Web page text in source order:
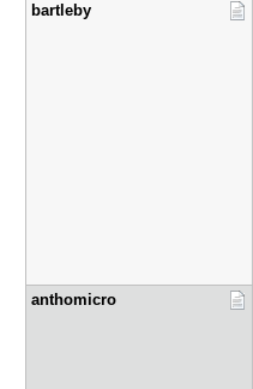
bartleby
anthomicro